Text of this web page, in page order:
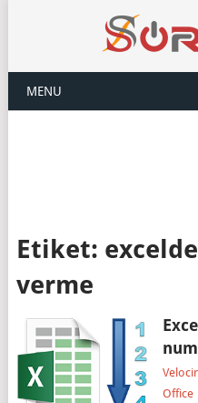
MENU
Etiket:
verme
Office